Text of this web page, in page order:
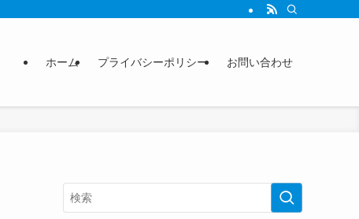
ホーム プライバシーポリシー お問い合わせ